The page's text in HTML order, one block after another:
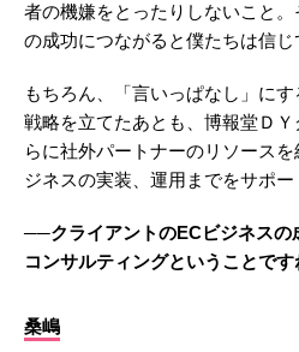
者の機嫌をとったりしないこと
の成功につながると僕たちは信じ
もちろん、「言いっぱなし」に
戦略を立てたあとも、博報堂Ｄ
らに社外パートナーのリソース
ジネスの実装、運用までをサポー
──クライアントのECビジネスの
コンサルティングということです
桑嶋